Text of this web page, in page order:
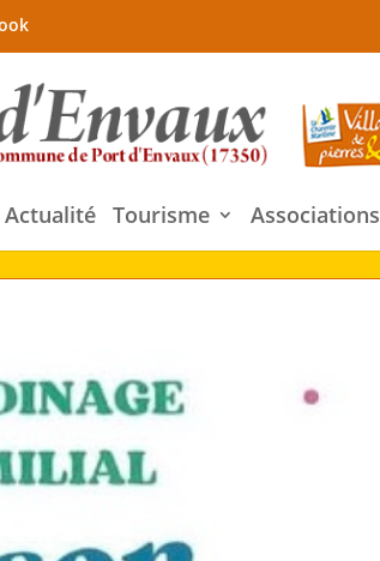
Actualité Tourisme Associations